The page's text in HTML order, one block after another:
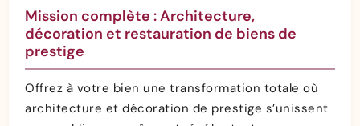
Mission complète : Architecture,
décoration et restauration de biens de
prestige
Offrez à votre bien une transformation totale où
architecture et décoration de prestige s’unissent